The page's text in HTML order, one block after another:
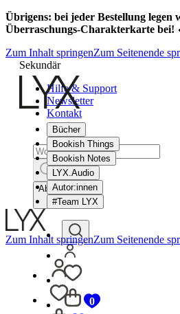
Übrigens: bei jeder Bestellung legen
Überraschungs-Charakterkarte bei!
Zum Inhalt springenZum Seitenende
Sekundär
Hilfe & Support
Newsletter
Kontakt
Bücher
Bookish Things
Bookish Notes
LYX.Audio
Autor:innen
#Team LYX
0
Abbrechen
Zum Inhalt springenZum Seitenende